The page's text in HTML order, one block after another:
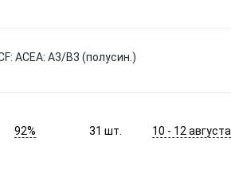
ACEA: A3/B3 (полусин.)
92% 31шт. 10 - 12 августа